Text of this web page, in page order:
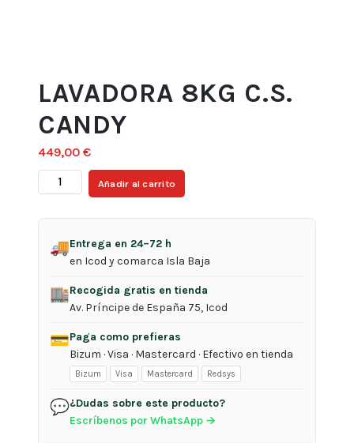
LAVADORA 8KG C.S.
CANDY
449,00 €
LAVADORA
8KG
C.S.
cantidad
Añadir al carrito
🚚Entrega en 24–72 h
en Icod y comarca Isla Baja
🏬Recogida gratis en tienda
Av. Príncipe de España 75, Icod
💳Paga como prefieras
Bizum · Visa · Mastercard · Efectivo en tienda
Bizum Visa Mastercard Redsys
💬¿Dudas sobre este producto?
Escríbenos por WhatsApp →